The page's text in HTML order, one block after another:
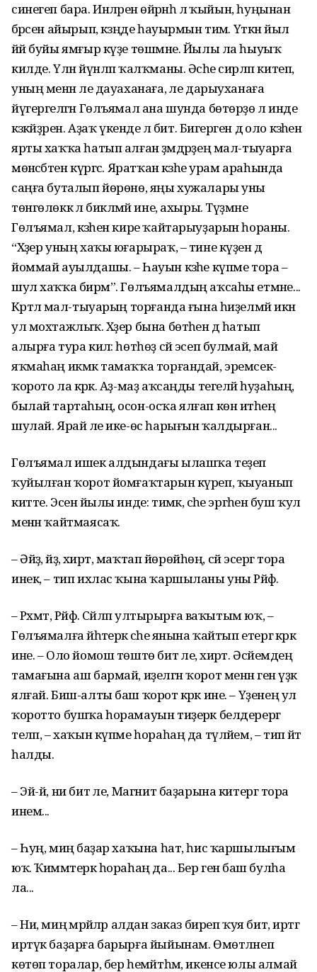
синегеп бара. Инәләренә өйрәнһә лә ҡыйын, һуңынан
бәрәсен айырып, кәзәңде һауырмын тимә. Үткән йыл
йәй буйы ямғыр күҙе төшмәне. Йылы ла һыуыҡ
килде. Үлән йүнләп ҡалҡманы. Әсәһе сирләп китеп,
уның менән әле дауаханаға, әле дарыуханаға
йүгергеләгән Гөлъямал ана шунда бөтөрҙө лә инде
кәзәкәйҙәрен. Аҙаҡ үкенде лә бит. Бигерәген дә оло кәзәһен
ярты хаҡҡа һатып алған әҙәмдәрҙең мал-тыуарға
мөнәсәбәтен күргәс. Яратҡан кәзәһе урам араһында
саңға буталып йөрөнө, яңы хужалары уны
төнгөлөккә лә бикләмәй ине, ахыры. Түҙмәне
Гөлъямал, кәзәһен кире ҡайтарыуҙарын һораны.
“Хәҙер уның хаҡы юғарыраҡ, – тине күҙен дә
йоммай ауылдашы. – Һауын кәзәһе күпме тора –
шул хаҡҡа бирәм”. Гөлъямалдың аҡсаһы етмәне...
Кәртәлә мал-тыуарың торғанда ғына һиҙелмәй икән
ул мохтажлыҡ. Хәҙер бына бөтәһен дә һатып
алырға тура килә: һөтһөҙ сәй эсеп булмай, май
яҡмаһаң икмәк тамаҡҡа торғандай, эремсек-
ҡорото ла кәрәк. Аҙ-маҙ аҡсаңды тегеләй һуҙаһың,
былай тартаһың, осон-осҡа ялғап көн итәһең
шулай. Ярай әле ике-өс һарығын ҡалдырған...
Гөлъямал ишек алдындағы ылашҡа теҙеп
ҡуйылған ҡорот йомғаҡтарын күреп, ҡыуанып
китте. Эсенә йылы инде: тимәк, әсәһе эргәһенә буш ҡул
менән ҡайтмаясаҡ.
– Әйҙә, әйҙә, әхирәт, маҡтап йөрөйһөң, сәй эсергә тора
инек, – тип ихлас ҡына ҡаршыланы уны Рәйфә.
– Рәхмәт, Рәйфә. Сәйләп ултырырға ваҡытым юҡ, –
Гөлъямалға йәһәтерәк әсәһе янына ҡайтып етергә кәрәк
ине. – Оло йомош төштө бит әле, әхирәт. Әсәйемдең
тамағына аш бармай, иҙелгән ҡорот менән генә үҙәк
ялғай. Биш-алты баш ҡорот кәрәк ине. – Үҙенең ул
ҡоротто бушҡа һорамауын тиҙерәк белдерергә
теләп, – хаҡын күпме һораһаң да түләйем, – тип әйтә
һалды.
– Эй-й, ни бит әле, Магнит баҙарына китергә тора
инем...
– Һуң, миңә баҙар хаҡына һат, һис ҡаршылығым
юҡ. Ҡиммәтерәк һораһаң да... Бер генә баш булһа
ла...
– Ни, миңә мәрйәләр алдан заказ биреп ҡуя бит, иртәгә
иртүк баҙарға барырға йыйынам. Өмөтләнеп
көтөп торалар, бер һемәйтһәм, икенсе юлы алмай